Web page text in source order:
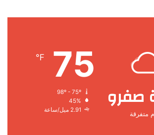
صفرو
متفرقة
75
℉
45%
2.91 ميل/ساعة